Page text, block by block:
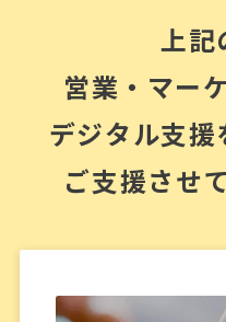
上記
営業・マー
デジタル支援
ご支援させ